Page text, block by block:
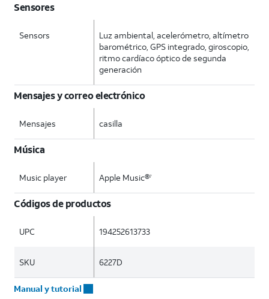
Sensores
Sensors
Luz ambiental, acelerómetro, altímetro
barométrico, GPS integrado, giroscopio,
ritmo cardíaco óptico de segunda
generación
Mensajes y correo electrónico
Mensajes casilla
Música
Music player Apple Music®7
Códigos de productos
UPC 194252613733
SKU 6227D
Manual y tutorial